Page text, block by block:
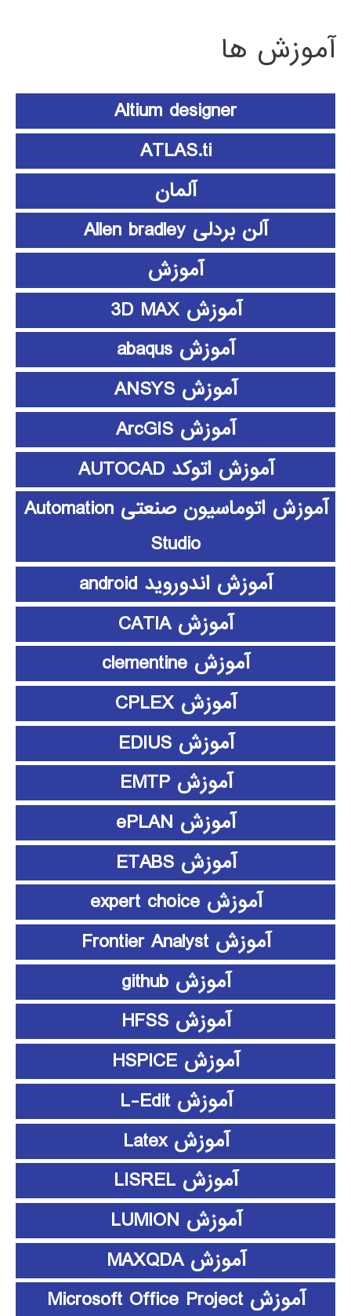
آموزش ها
Altium designer
ATLAS.ti
آلمان
آلن بردلی Allen bradley
آموزش
آموزش 3D MAX
آموزش abaqus
آموزش ANSYS
آموزش ArcGIS
آموزش اتوکد AUTOCAD
آموزش اتوماسیون صنعتی Automation
Studio
آموزش اندوروید android
آموزش CATIA
آموزش clementine
آموزش CPLEX
آموزش EDIUS
آموزش EMTP
آموزش ePLAN
آموزش ETABS
آموزش expert choice
آموزش Frontier Analyst
آموزش github
آموزش HFSS
آموزش HSPICE
آموزش L-Edit
آموزش Latex
آموزش LISREL
آموزش LUMION
آموزش MAXQDA
آموزش Microsoft Office Project